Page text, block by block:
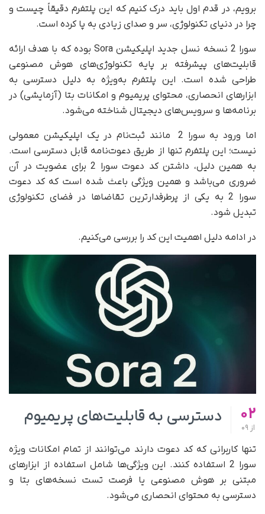
برویم، در قدم اول باید درک کنیم که این پلتفرم دقیقاً چیست و
چرا در دنیای تکنولوژی، سر و صدای زیادی به پا کرده است.
سورا 2 نسخه نسل جدید اپلیکیشن Sora بوده که با هدف ارائه
قابلیت‌های پیشرفته بر پایه تکنولوژی‌های هوش مصنوعی
طراحی شده است. این پلتفرم به‌ویژه به دلیل دسترسی به
ابزارهای انحصاری، محتوای پریمیوم و امکانات بتا (آزمایشی) در
برنامه‌ها و سرویس‌های دیجیتال شناخته می‌شود.
اما ورود به سورا 2 مانند ثبت‌نام در یک اپلیکیشن معمولی
نیست؛ این پلتفرم تنها از طریق دعوت‌نامه قابل دسترسی است.
به همین دلیل، داشتن کد دعوت سورا 2 برای عضویت در آن
ضروری می‌باشد و همین ویژگی باعث شده است که کد دعوت
سورا 2 به یکی از پرطرفدارترین تقاضاها در فضای تکنولوژی
تبدیل شود.
در ادامه دلیل اهمیت این کد را بررسی می‌کنیم.
02
از
دسترسی به قابلیت‌های پریمیوم
تنها کاربرانی که کد دعوت دارند می‌توانند از تمام امکانات ویژه
سورا 2 استفاده کنند. این ویژگی‌ها شامل استفاده از ابزارهای
مبتنی بر هوش مصنوعی یا فرصت تست نسخه‌های بتا و
دسترسی به محتوای انحصاری می‌شود.